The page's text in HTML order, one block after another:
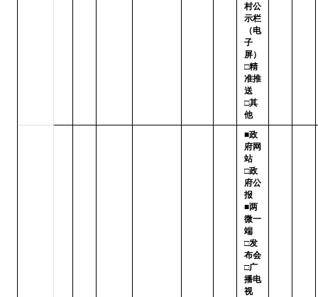
村公
示栏
（电
子
屏）
□精
准推
送
□其
他
■政
府网
站
□政
府公
报
■两
微一
端
□发
布会
□广
播电
视